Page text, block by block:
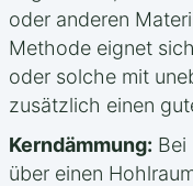
oder anderen
Methode eignet
oder solche mit
zusätzlich einen
Kerndämmung: Bei
über einen